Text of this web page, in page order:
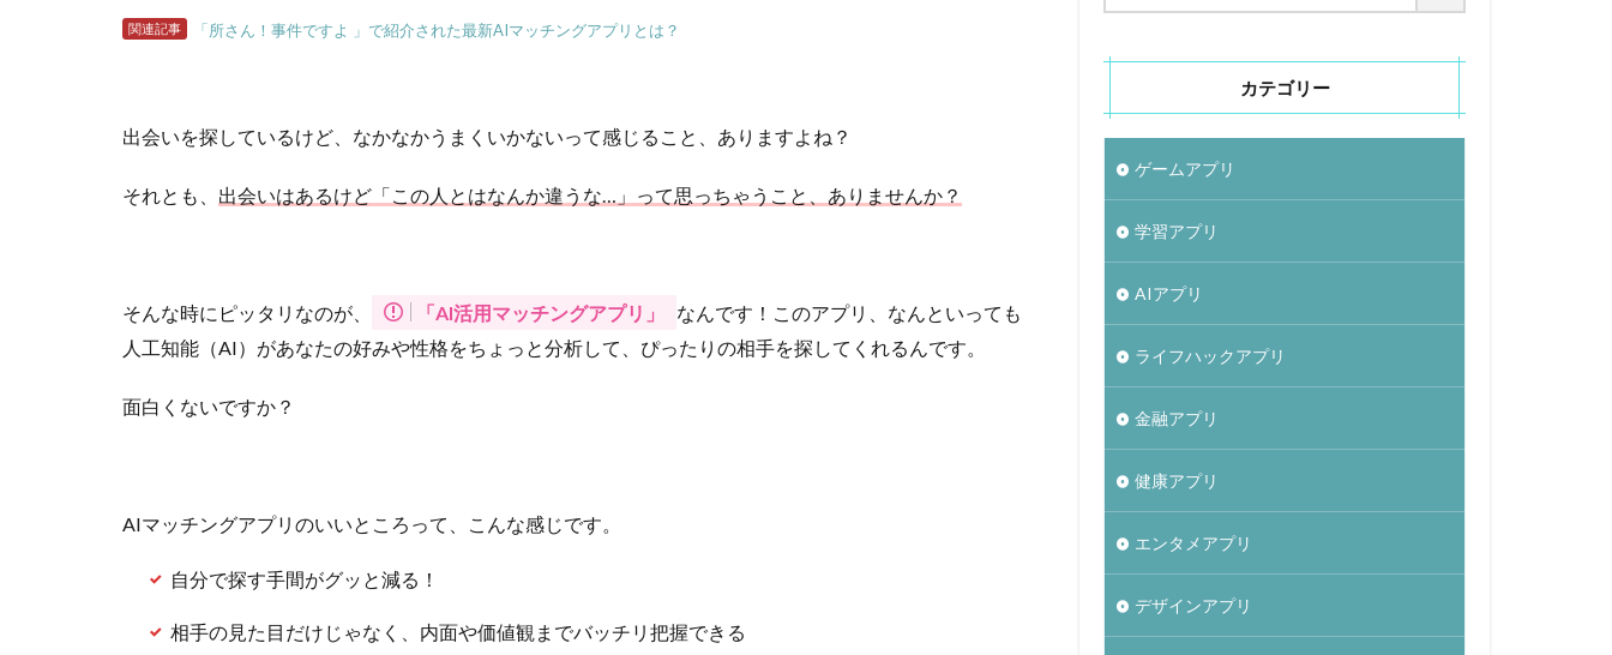
関連記事 「所さん！事件ですよ 」で紹介された最新AIマッチングアプリとは？
出会いを探しているけど、なかなかうまくいかないって感じること、ありますよね？
それとも、 出会いはあるけど「この人とはなんか違うな…」って思っちゃうこと、ありませんか？
そんな時にピッタリなのが、 「AI活用マッチングアプリ」
なんです！このアプリ、なんといっても
人工知能（AI）があなたの好みや性格をちょっと分析して、ぴったりの相手を探してくれるんです。
面白くないですか？
AIマッチングアプリのいいところって、こんな感じです。
自分で探す手間がグッと減る！
相手の見た目だけじゃなく、内面や価値観までバッチリ把握できる
カテゴリー
ゲームアプリ
学習アプリ
AIアプリ
ライフハックアプリ
金融アプリ
健康アプリ
エンタメアプリ
デザインアプリ